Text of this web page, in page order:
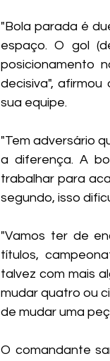
"Bola parada é
espaço. O gol
posicionamento
decisiva",
sua equipe.
"Tem adversário
a diferença. A
trabalhar para
segundo, isso
"Vamos ter de
títulos,
talvez com mais
mudar quatro ou
de mudar uma
O comandante